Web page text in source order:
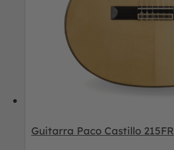
Guitarra Paco Castillo 215FR